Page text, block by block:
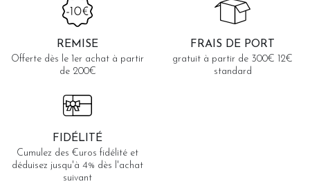
REMISE
Offerte dès le 1er achat à partir
de 200€
FRAIS DE PORT
gratuit à partir de 300€ 12€
standard
FIDÉLITÉ
Cumulez des €uros fidélité et
déduisez jusqu'à 4% dès l'achat
suivant